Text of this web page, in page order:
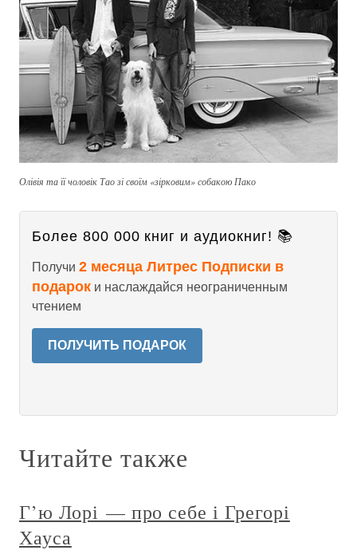
Олівія та її чоловік Тао зі своїм «зірковим» собакою Пако
Более 800 000 книг и аудиокниг! 📚
Получи 2 месяца Литрес Подписки в
подарок и наслаждайся неограниченным
чтением
ПОЛУЧИТЬ ПОДАРОК
Читайте также
Г’ю Лорі — про себе і Грегорі
Хауса